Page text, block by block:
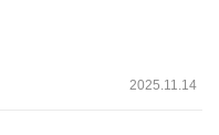
2025.11.14